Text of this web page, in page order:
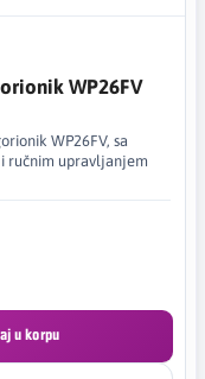
WP26FV
WP26FV, sa
ručnim upravljanjem
u korpu